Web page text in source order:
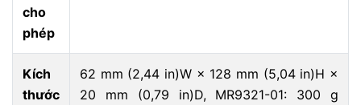
cho
phép
Kích
thước
62 mm (2,44 in)W × 128 mm (5,04 in)H ×
20 mm (0,79 in)D, MR9321-01: 300 g